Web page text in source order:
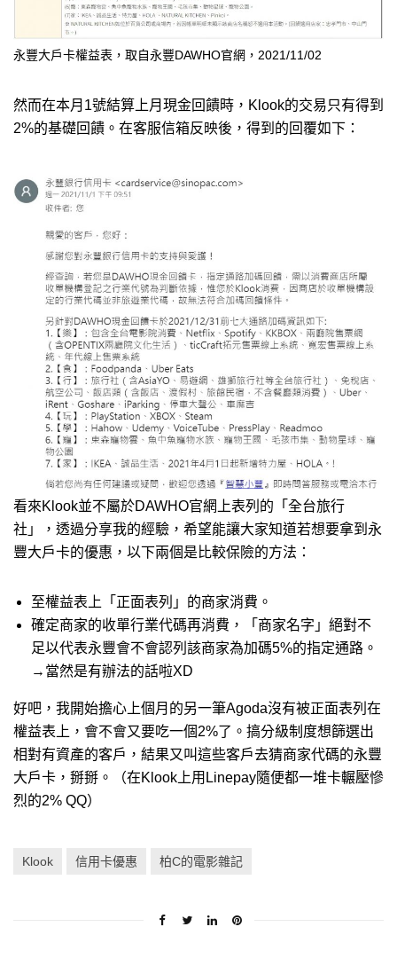
永豐大戶卡權益表，取自永豐DAWHO官網，2021/11/02
然而在本月1號結算上月現金回饋時，Klook的交易只有得到
2%的基礎回饋。在客服信箱反映後，得到的回覆如下：
看來Klook並不屬於DAWHO官網上表列的「全台旅行
社」，透過分享我的經驗，希望能讓大家知道若想要拿到永
豐大戶卡的優惠，以下兩個是比較保險的方法：
至權益表上「正面表列」的商家消費。
確定商家的收單行業代碼再消費，「商家名字」絕對不
足以代表永豐會不會認列該商家為加碼5%的指定通路。
→當然是有辦法的話啦XD
好吧，我開始擔心上個月的另一筆Agoda沒有被正面表列在
權益表上，會不會又要吃一個2%了。搞分級制度想篩選出
相對有資產的客戶，結果又叫這些客戶去猜商家代碼的永豐
大戶卡，掰掰。（在Klook上用Linepay隨便都一堆卡輾壓慘
烈的2% QQ）
Klook 信用卡優惠 柏C的電影雜記